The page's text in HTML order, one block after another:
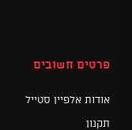
פרטים חשובים
אודות אלפיין סטייל
תקנון